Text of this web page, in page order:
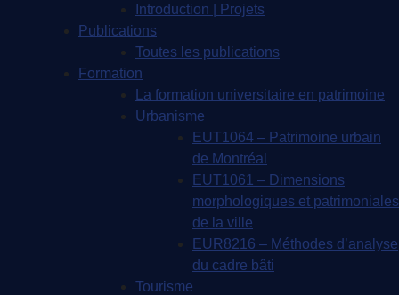
Introduction | Projets
Publications
Toutes les publications
Formation
La formation universitaire en patrimoine
Urbanisme
EUT1064 – Patrimoine urbain
de Montréal
EUT1061 – Dimensions
morphologiques et patrimoniales
de la ville
EUR8216 – Méthodes d’analyse
du cadre bâti
Tourisme